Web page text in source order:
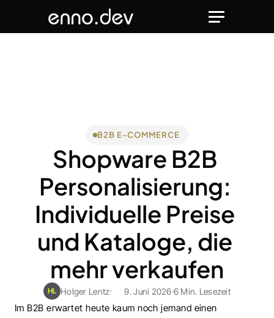
B2B E-COMMERCE
Shopware B2B
Personalisierung:
Individuelle Preise
und Kataloge, die
mehr verkaufen
HL Holger Lentz 9. Juni 2026 6 Min. Lesezeit
Im B2B erwartet heute kaum noch jemand einen